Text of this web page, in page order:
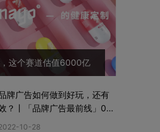
这个赛道估值6000亿
牌广告如何做到好玩，还有
？丨「品牌广告最前线」02
10-28